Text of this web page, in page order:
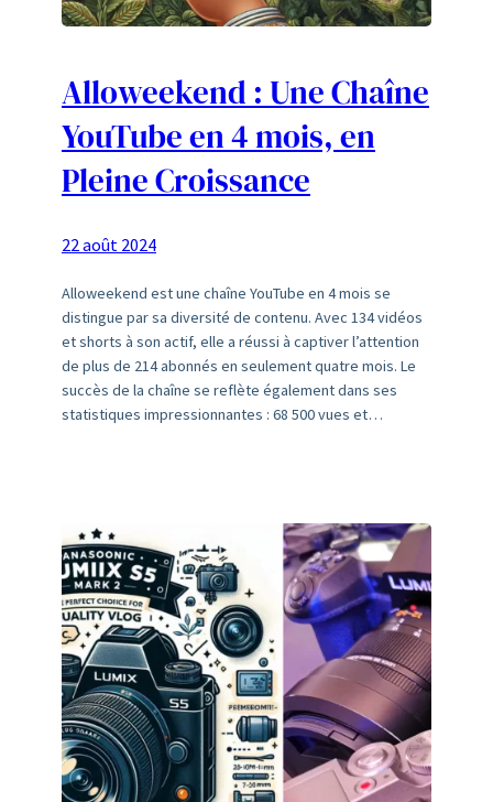
Alloweekend : Une Chaîne
YouTube en 4 mois, en
Pleine Croissance
22 août 2024
Alloweekend est une chaîne YouTube en 4 mois se
distingue par sa diversité de contenu. Avec 134 vidéos
et shorts à son actif, elle a réussi à captiver l’attention
de plus de 214 abonnés en seulement quatre mois. Le
succès de la chaîne se reflète également dans ses
statistiques impressionnantes : 68 500 vues et…